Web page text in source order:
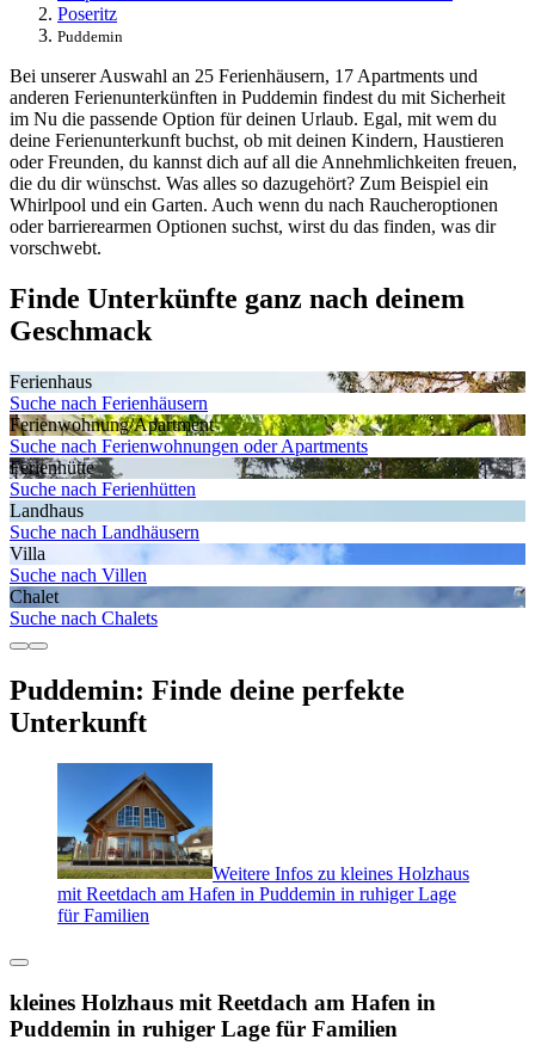
Poseritz
Puddemin
Bei unserer Auswahl an 25 Ferienhäusern, 17 Apartments und
anderen Ferienunterkünften in Puddemin findest du mit Sicherheit
im Nu die passende Option für deinen Urlaub. Egal, mit wem du
deine Ferienunterkunft buchst, ob mit deinen Kindern, Haustieren
oder Freunden, du kannst dich auf all die Annehmlichkeiten freuen,
die du dir wünschst. Was alles so dazugehört? Zum Beispiel ein
Whirlpool und ein Garten. Auch wenn du nach Raucheroptionen
oder barrierearmen Optionen suchst, wirst du das finden, was dir
vorschwebt.
Finde Unterkünfte ganz nach deinem
Geschmack
Ferienhaus
Suche nach Ferienhäusern
Ferienwohnung/Apartment
Suche nach Ferienwohnungen oder Apartments
Ferienhütte
Suche nach Ferienhütten
Landhaus
Suche nach Landhäusern
Villa
Suche nach Villen
Chalet
Suche nach Chalets
Puddemin: Finde deine perfekte
Unterkunft
Weitere Infos zu kleines Holzhaus
mit Reetdach am Hafen in Puddemin in ruhiger Lage
für Familien
kleines Holzhaus mit Reetdach am Hafen in
Puddemin in ruhiger Lage für Familien